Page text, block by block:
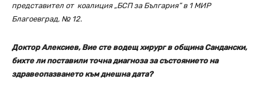
представител от коалиция „БСП за България” в 1 МИР
Благоевград, № 12.
Доктор Алексиев, Вие сте водещ хирург в община Сандански,
бихте ли поставили точна диагноза за състоянието на
здравеопазването към днешна дата?